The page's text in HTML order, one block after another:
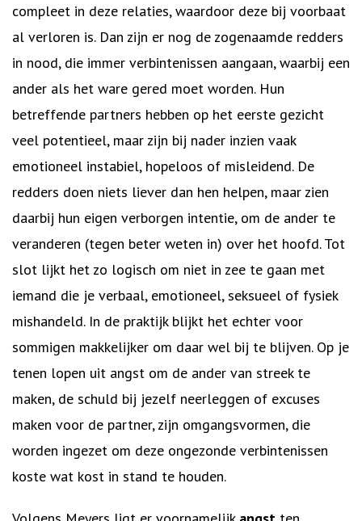
compleet in deze relaties, waardoor deze bij voorbaat
al verloren is. Dan zijn er nog de zogenaamde redders
in nood, die immer verbintenissen aangaan, waarbij een
ander als het ware gered moet worden. Hun
betreffende partners hebben op het eerste gezicht
veel potentieel, maar zijn bij nader inzien vaak
emotioneel instabiel, hopeloos of misleidend. De
redders doen niets liever dan hen helpen, maar zien
daarbij hun eigen verborgen intentie, om de ander te
veranderen (tegen beter weten in) over het hoofd. Tot
slot lijkt het zo logisch om niet in zee te gaan met
iemand die je verbaal, emotioneel, seksueel of fysiek
mishandeld. In de praktijk blijkt het echter voor
sommigen makkelijker om daar wel bij te blijven. Op je
tenen lopen uit angst om de ander van streek te
maken, de schuld bij jezelf neerleggen of excuses
maken voor de partner, zijn omgangsvormen, die
worden ingezet om deze ongezonde verbintenissen
koste wat kost in stand te houden.